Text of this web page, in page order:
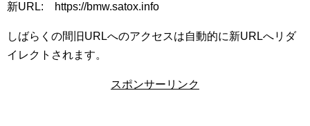
新URL: https://bmw.satox.info
しばらくの間旧URLへのアクセスは自動的に新URLへリダ
イレクトされます。
スポンサーリンク